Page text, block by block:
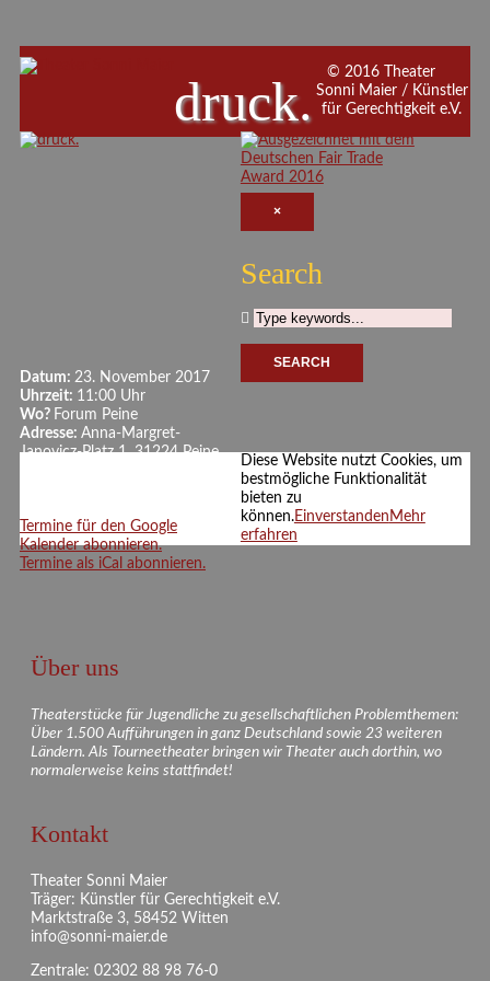
druck.
Datum: 23. November 2017
Uhrzeit: 11:00 Uhr
Wo? Forum Peine
Adresse: Anna-Margret-
Janovicz-Platz 1, 31224 Peine
Termine für den Google
Kalender abonnieren.
Termine als iCal abonnieren.
Über uns
Theaterstücke für Jugendliche zu gesellschaftlichen Problemthemen:
Über 1.500 Aufführungen in ganz Deutschland sowie 23 weiteren
Ländern. Als Tourneetheater bringen wir Theater auch dorthin, wo
normalerweise keins stattfindet!
Kontakt
Theater Sonni Maier
Träger: Künstler für Gerechtigkeit e.V.
Marktstraße 3, 58452 Witten
info@sonni-maier.de
Zentrale: 02302 88 98 76-0
© 2016 Theater
Sonni Maier / Künstler
für Gerechtigkeit e.V.
×
Search
Diese Website nutzt Cookies, um
bestmögliche Funktionalität
bieten zu
können.Einverstanden Mehr
erfahren